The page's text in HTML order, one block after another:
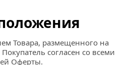
Товара, размещенного на
согласен со всеми
Оферты.